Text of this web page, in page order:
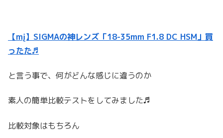
【mį】SIGMAの神レンズ「18-35mm F1.8 DC HSM」買
ったた♬
と言う事で、何がどんな感じに違うのか
素人の簡単比較テストをしてみました♬
比較対象はもちろん